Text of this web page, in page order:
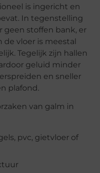
is ingericht en
In tegenstelling
geen stoffen bank, er
de vloer is meestal
Tegelijk zijn hallen
geluid minder
en sneller
plafond.
van galm in
pvc, gietvloer of